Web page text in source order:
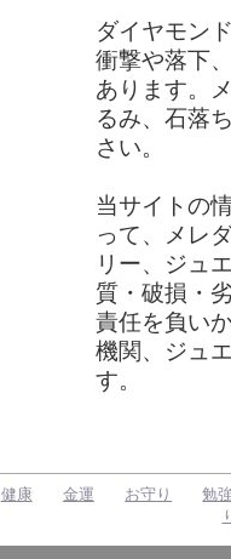
ダイヤモン
衝撃や落下
あります。
るみ、石落
さい。
当サイトの
って、メレ
リー、ジュ
質・破損・
責任を負い
機関、ジュ
す。
健康 金運 お守り
勉